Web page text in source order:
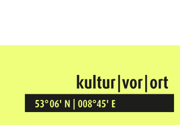
Kultur Vor Ort
BREMEN GRÖPELINGEN